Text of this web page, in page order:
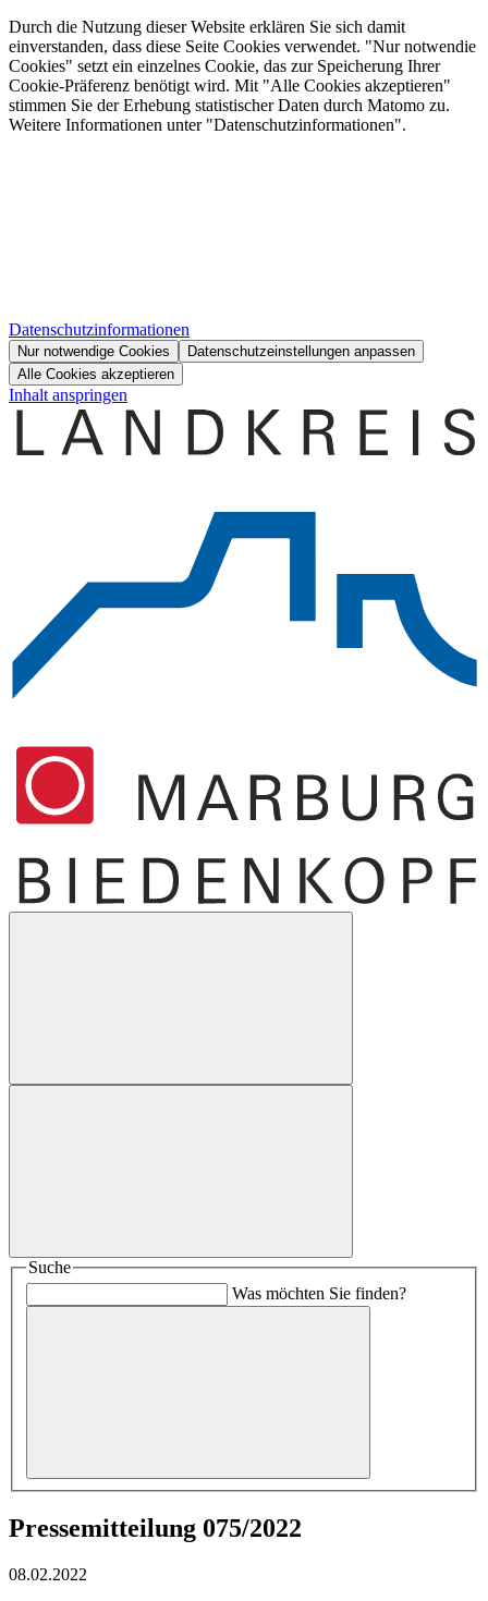
Durch die Nutzung dieser Website erklären Sie sich damit
einverstanden, dass diese Seite Cookies verwendet. "Nur notwendie
Cookies" setzt ein einzelnes Cookie, das zur Speicherung Ihrer
Cookie-Präferenz benötigt wird. Mit "Alle Cookies akzeptieren"
stimmen Sie der Erhebung statistischer Daten durch Matomo zu.
Weitere Informationen unter "Datenschutzinformationen".
Datenschutzinformationen
Nur notwendige Cookies
Datenschutzeinstellungen anpassen
Alle Cookies akzeptieren
Inhalt anspringen
Suche
Was möchten Sie finden?
Pressemitteilung 075/2022
08.02.2022